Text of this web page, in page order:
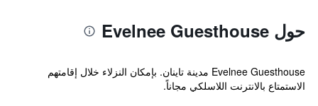
حول Evelnee Guesthouse
Evelnee Guesthouse مدينة تاينان. بإمكان النزلاء خلال إقامتهم
الاستمتاع بالانترنت اللاسلكي مجاناً.